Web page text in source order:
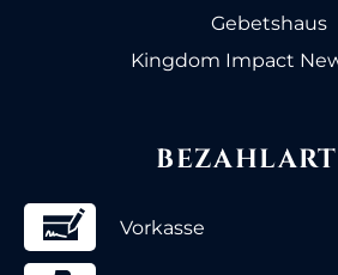
Gebetshaus
Kingdom Impact
Vorkasse